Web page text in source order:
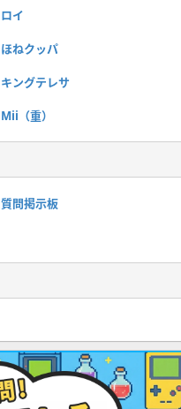
ロイ
ほねクッパ
キングテレサ
Mii（重）
質問掲示板